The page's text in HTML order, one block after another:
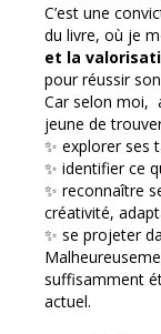
C’est une
du livre, où je
et la
pour réussir
Car selon moi,
jeune de
✨ explorer ses
✨ identifier ce
✨ reconnaître
créativité,
✨ se projeter
suffisamment
actuel.